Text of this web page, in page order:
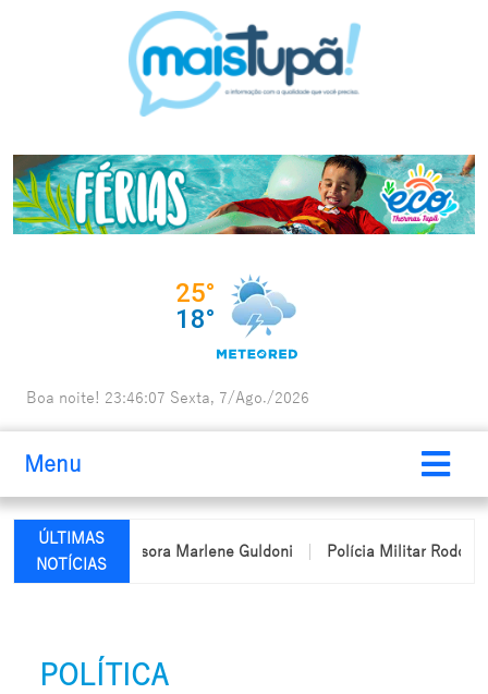
Boa noite! 23:46:08 Sexta, 7/Ago./2026
Menu
ÚLTIMAS
NOTÍCIAS
professora Marlene Guldoni Polícia Militar Rodoviária passa
POLÍTICA